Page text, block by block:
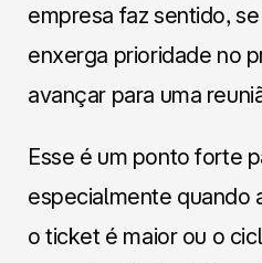
empresa faz sentido,
enxerga prioridade no
avançar para uma
Esse é um ponto forte
especialmente quando
o ticket é maior ou o